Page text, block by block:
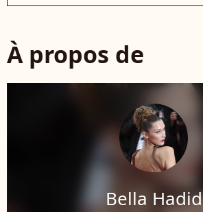
À propos de
Bella Hadid